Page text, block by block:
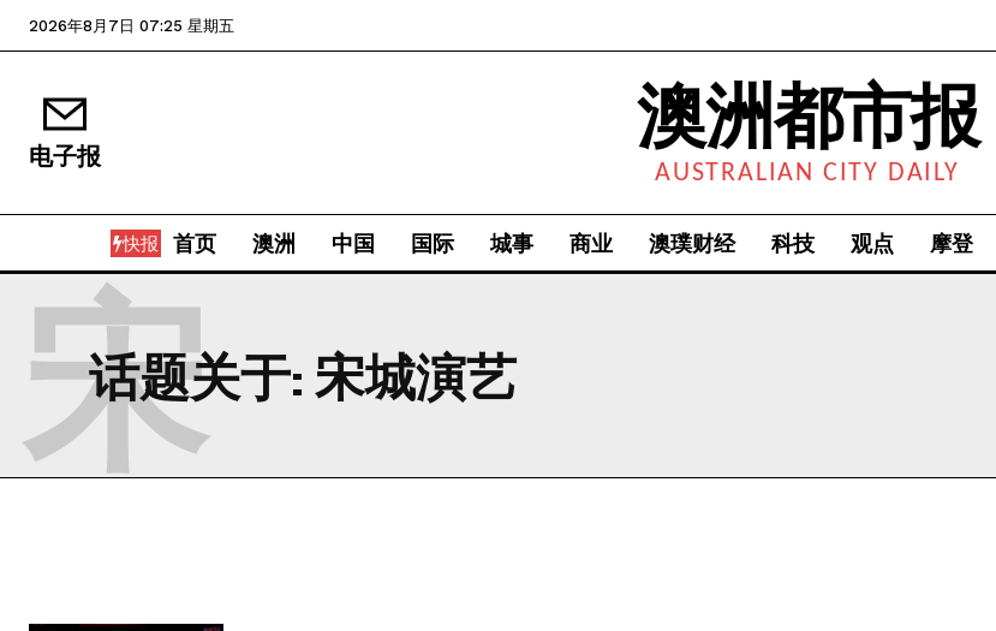
2026年8月7日 07:25 星期五
电子报 澳洲都市报
AUSTRALIAN CITY DAILY
快报 首页 澳洲 中国 国际 城事 商业 澳璞财经 科技 观点 摩登
话题关于: 宋城演艺
宋